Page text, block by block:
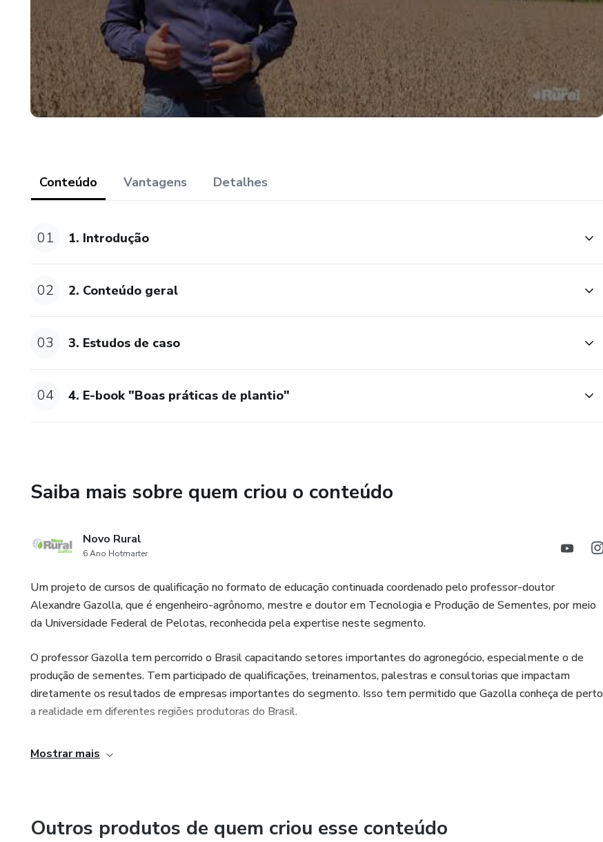
2.1. Aula 1. Atenção aos detalhes ao longo do Sistema de Produção
2.2. Aula 2. Rotação de culturas e manejo de plantas de serviço
2.3. Aula 3. Ambiente para semeadura e estabelecimento de plantas
2.8. Aula 8. Transporte e armazenamento das sementes
2.9. Aula 9. Plantabilidade e estratégias de manejo
Avaliação geral
3. Estudos de caso
3.2. Estudos de Caso | Caso 2
3.3.1. Quiz do Estudo de Caso 3
Conteúdo Vantagens Detalhes
01 1. Introdução
02 2. Conteúdo geral
03 3. Estudos de caso
04 4. E-book "Boas práticas de plantio"
Saiba mais sobre quem criou o conteúdo
Novo Rural
6 Ano Hotmarter
Um projeto de cursos de qualificação no formato de educação continuada coordenado pelo professor-doutor
Alexandre Gazolla, que é engenheiro-agrônomo, mestre e doutor em Tecnologia e Produção de Sementes, por meio
da Universidade Federal de Pelotas, reconhecida pela expertise neste segmento.
O professor Gazolla tem percorrido o Brasil capacitando setores importantes do agronegócio, especialmente o de
produção de sementes. Tem participado de qualificações, treinamentos, palestras e consultorias que impactam
diretamente os resultados de empresas importantes do segmento. Isso tem permitido que Gazolla conheça de perto
a realidade em diferentes regiões produtoras do Brasil.
Mostrar mais
Outros produtos de quem criou esse conteúdo